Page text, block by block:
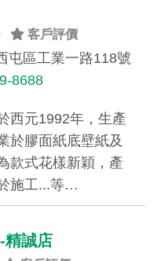
客戶評價
屯區工業一路118號
8688
西元1992年，生產
於膠面紙底壁紙及
款式花樣新穎，產
施工...等…
精誠店